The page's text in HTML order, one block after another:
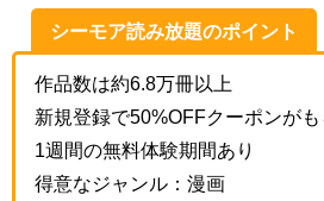
シーモア読み放題のポイント
作品数は約6.8万冊以上
新規登録で50%OFFクーポンがも
1週間の無料体験期間あり
得意なジャンル：漫画